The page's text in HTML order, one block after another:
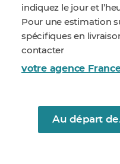
indiquez le jour et
Pour une estimation
spécifiques en
contacter
votre agence
Au départ